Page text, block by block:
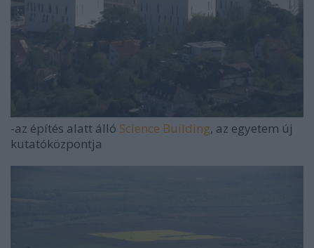
-az építés alatt álló Science Building, az egyetem új
kutatóközpontja